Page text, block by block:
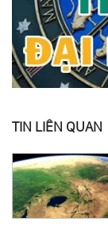
TIN LIÊN QUAN